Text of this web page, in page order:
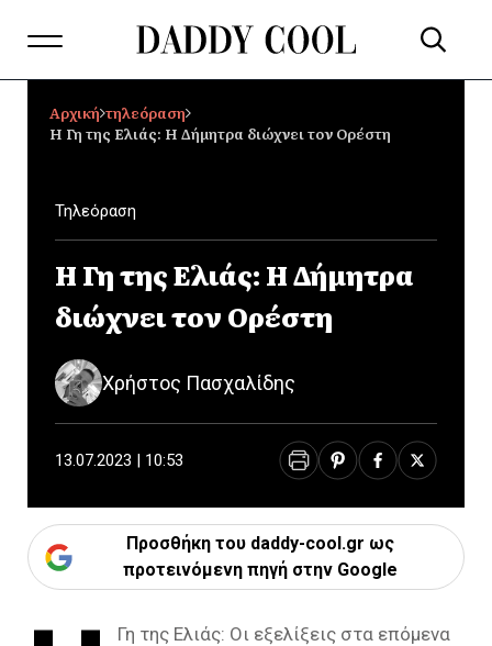
Αρχική τηλεόραση
Η Γη της Ελιάς: Η Δήμητρα διώχνει τον Ορέστη
Τηλεόραση
Η Γη της Ελιάς: Η Δήμητρα
διώχνει τον Ορέστη
Χρήστος Πασχαλίδης
13.07.2023 | 10:53
Προσθήκη του daddy-cool.gr ως
προτεινόμενη πηγή στην Google
Γη της Ελιάς: Οι εξελίξεις στα επόμενα